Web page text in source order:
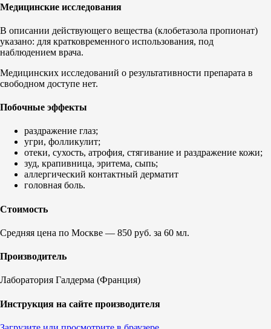
Медицинские исследования
В описании действующего вещества (клобетазола пропионат)
указано: для кратковременного использования, под
наблюдением врача.
Медицинских исследований о результативности препарата в
свободном доступе нет.
Побочные эффекты
раздражение глаз;
угри, фолликулит;
отеки, сухость, атрофия, стягивание и раздражение кожи;
зуд, крапивница, эритема, сыпь;
аллергический контактный дерматит
головная боль.
Стоимость
Средняя цена по Москве — 850 руб. за 60 мл.
Производитель
Лаборатория Галдерма (Франция)
Инструкция на сайте производителя